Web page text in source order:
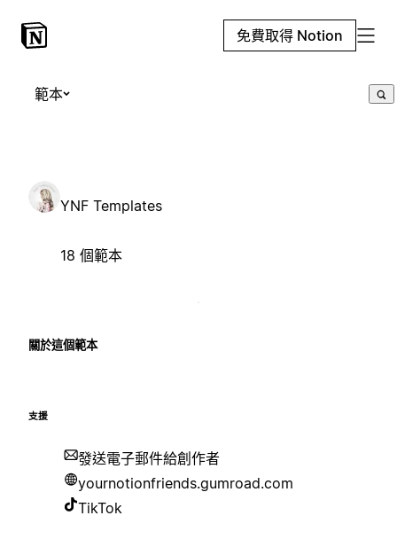
免費取得 Notion
範本
YNF Templates
18 個範本
關於這個範本
支援
發送電子郵件給創作者
yournotionfriends.gumroad.com
TikTok